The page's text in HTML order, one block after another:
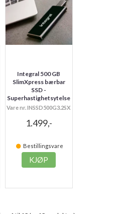
Integral 500 GB
SlimXpress bærbar
SSD -
Superhastighetsytelse
Vare nr. INSSD500G3.2SX
1.499,-
Bestillingsvare
KJØP